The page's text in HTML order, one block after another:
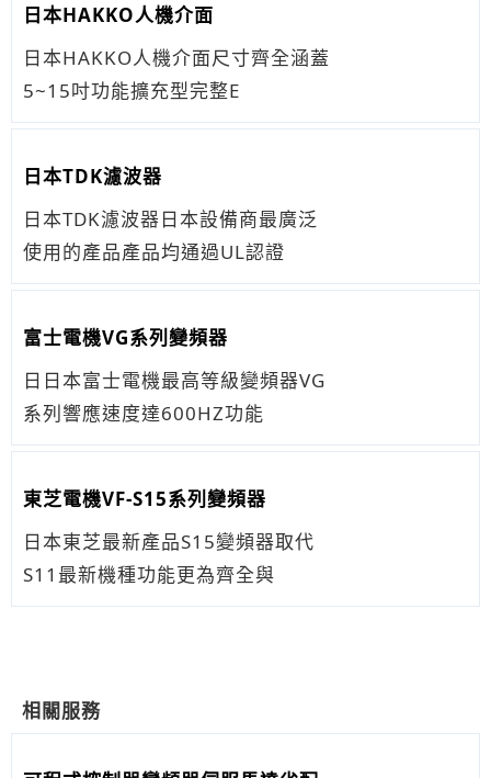
日本HAKKO人機介面
日本HAKKO人機介面尺寸齊全涵蓋
5~15吋功能擴充型完整E
日本TDK濾波器
日本TDK濾波器日本設備商最廣泛
使用的產品產品均通過UL認證
富士電機VG系列變頻器
日日本富士電機最高等級變頻器VG
系列響應速度達600HZ功能
東芝電機VF-S15系列變頻器
日本東芝最新產品S15變頻器取代
S11最新機種功能更為齊全與
相關服務